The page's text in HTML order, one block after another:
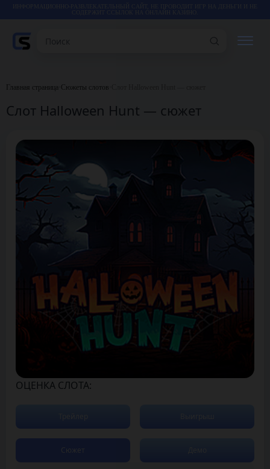
СОДЕРЖИТ ССЫЛОК НА ОНЛАЙН КАЗИНО.
КАЗИНО
ИГРЫ
СТАТЬИ
ВИДЕО
Главная страница Сюжеты слотов
Слот Halloween Hunt — сюжет
ОЦЕНКА СЛОТА:
Сюжет